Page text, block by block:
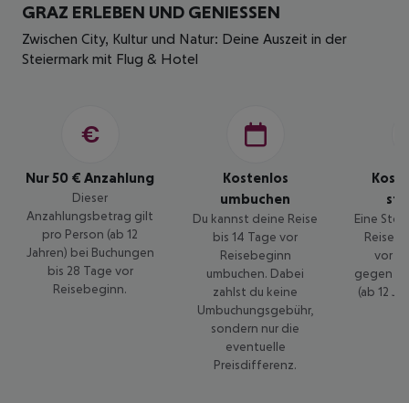
GRAZ ERLEBEN UND GENIESSEN
Zwischen City, Kultur und Natur: Deine Auszeit in der
Steiermark mit Flug & Hotel
Nur 50 € Anzahlung
Dieser
Anzahlungsbetrag gilt
pro Person (ab 12
Jahren) bei Buchungen
bis 28 Tage vor
Reisebeginn.
Kostenlos
umbuchen
Du kannst deine Reise
bis 14 Tage vor
Reisebeginn
umbuchen. Dabei
zahlst du keine
Umbuchungsgebühr,
sondern nur die
eventuelle
Preisdifferenz.
Eine
Reise
vor
gegen
(ab 12